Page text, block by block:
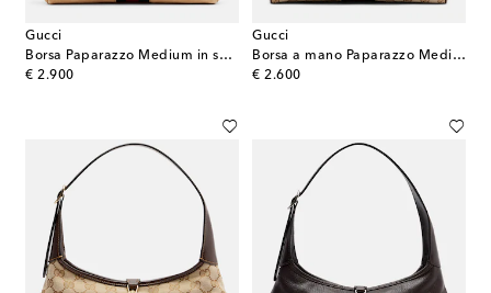
Gucci
Borsa Paparazzo Medium in suede
€ 2.900
original price
Gucci
Borsa a mano Paparazzo Medium in canvas GG
€ 2.600
original price